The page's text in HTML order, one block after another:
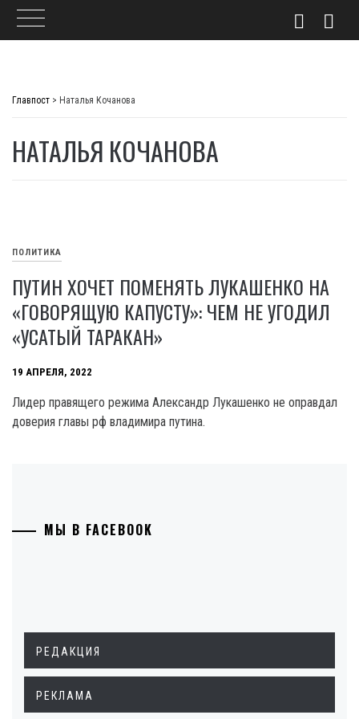
Главпост > Наталья Кочанова
НАТАЛЬЯ КОЧАНОВА
ПОЛИТИКА
ПУТИН ХОЧЕТ ПОМЕНЯТЬ ЛУКАШЕНКО НА
«ГОВОРЯЩУЮ КАПУСТУ»: ЧЕМ НЕ УГОДИЛ
«УСАТЫЙ ТАРАКАН»
19 АПРЕЛЯ, 2022
Лидер правящего режима Александр Лукашенко не оправдал
доверия главы рф владимира путина.
МЫ В FACEBOOK
РЕДАКЦИЯ
РЕКЛАМА